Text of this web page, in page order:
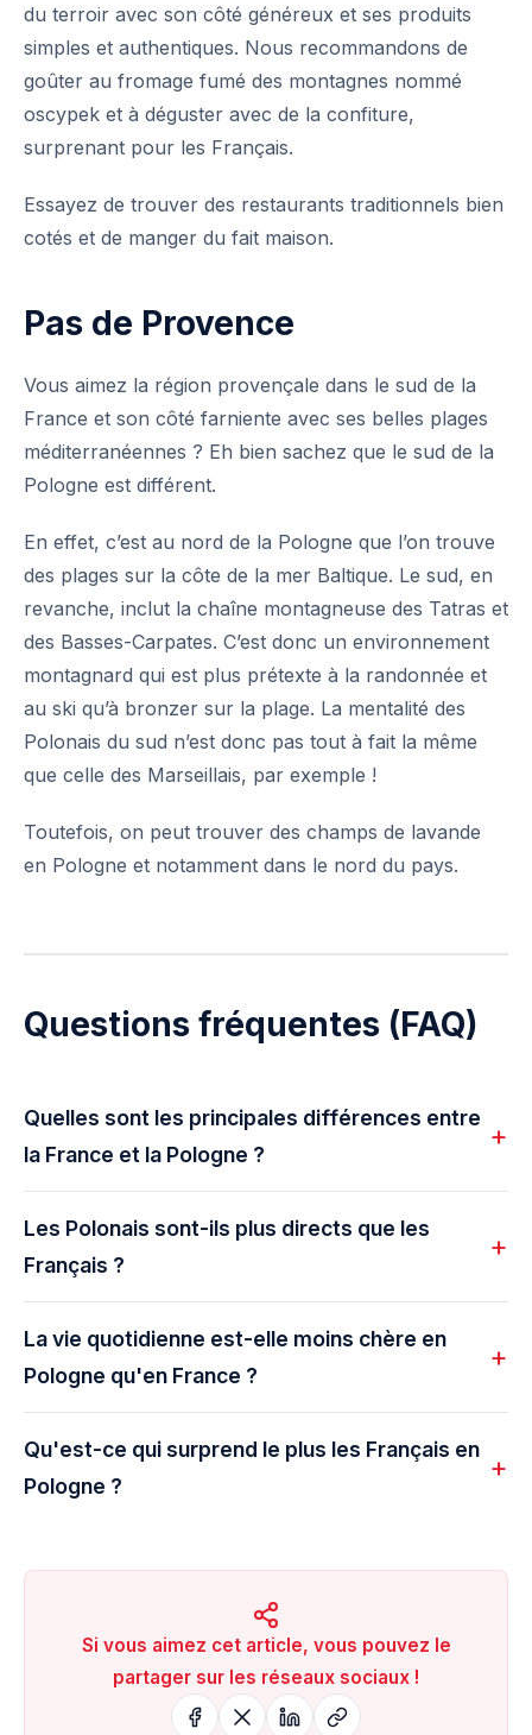
du terroir avec son côté généreux et ses produits
simples et authentiques. Nous recommandons de
goûter au fromage fumé des montagnes nommé
oscypek et à déguster avec de la confiture,
surprenant pour les Français.
Essayez de trouver des restaurants traditionnels bien
cotés et de manger du fait maison.
Pas de Provence
Vous aimez la région provençale dans le sud de la
France et son côté farniente avec ses belles plages
méditerranéennes ? Eh bien sachez que le sud de la
Pologne est différent.
En effet, c’est au nord de la Pologne que l’on trouve
des plages sur la côte de la mer Baltique. Le sud, en
revanche, inclut la chaîne montagneuse des Tatras et
des Basses-Carpates. C’est donc un environnement
montagnard qui est plus prétexte à la randonnée et
au ski qu’à bronzer sur la plage. La mentalité des
Polonais du sud n’est donc pas tout à fait la même
que celle des Marseillais, par exemple !
Toutefois, on peut trouver des champs de lavande
en Pologne et notamment dans le nord du pays.
Questions fréquentes (FAQ)
Quelles sont les principales différences entre
la France et la Pologne ?
Les Polonais sont-ils plus directs que les
Français ?
La vie quotidienne est-elle moins chère en
Pologne qu'en France ?
Qu'est-ce qui surprend le plus les Français en
Pologne ?
Si vous aimez cet article, vous pouvez le
partager sur les réseaux sociaux !